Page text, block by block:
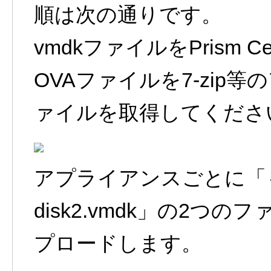
順は次の通りです。
vmdkファイルをPrism
OVAファイルを7-zip等
ァイルを取得してくださ
アプライアンスごとに
disk2.vmdk」の2つのフ
プロードします。